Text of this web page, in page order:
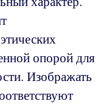
опорой для
Изображать